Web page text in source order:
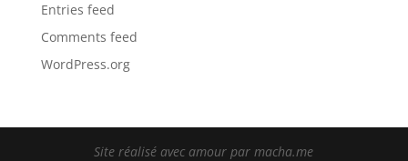
Entries feed
Comments feed
WordPress.org
Site réalisé avec amour parmacha.me